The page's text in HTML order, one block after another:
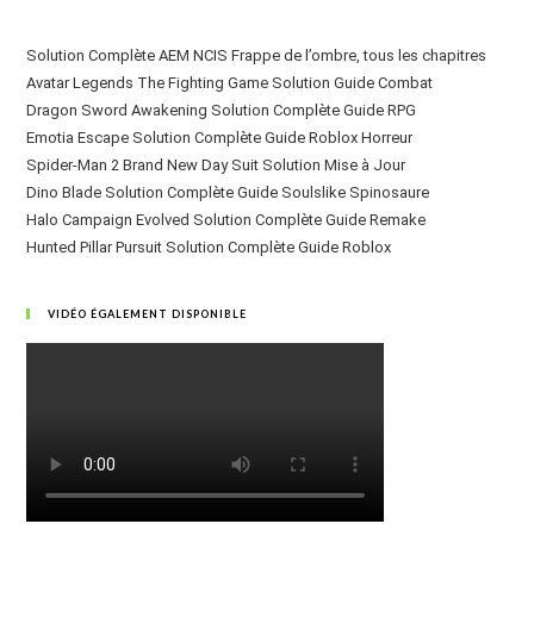
Solution Complète AEM NCIS Frappe de l’ombre, tous les chapitres
Avatar Legends The Fighting Game Solution Guide Combat
Dragon Sword Awakening Solution Complète Guide RPG
Emotia Escape Solution Complète Guide Roblox Horreur
Spider-Man 2 Brand New Day Suit Solution Mise à Jour
Dino Blade Solution Complète Guide Soulslike Spinosaure
Halo Campaign Evolved Solution Complète Guide Remake
Hunted Pillar Pursuit Solution Complète Guide Roblox
VIDÉO ÉGALEMENT DISPONIBLE